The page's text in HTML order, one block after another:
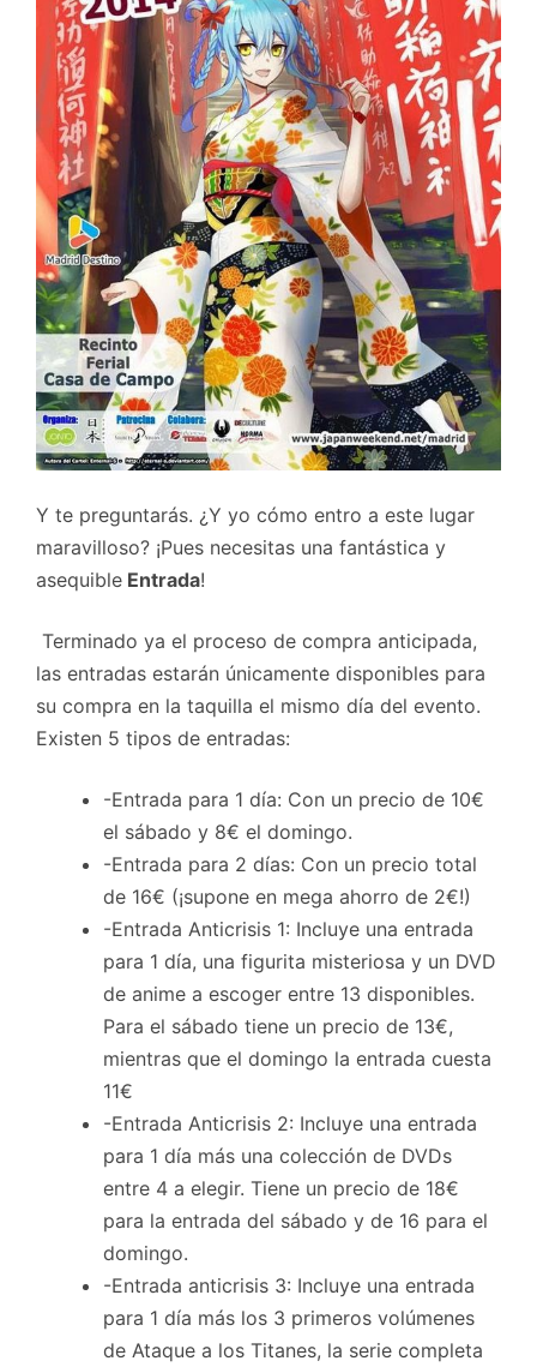
Y te preguntarás. ¿Y yo cómo entro a este lugar
maravilloso? ¡Pues necesitas una fantástica y
asequible Entrada!
Terminado ya el proceso de compra anticipada,
las entradas estarán únicamente disponibles para
su compra en la taquilla el mismo día del evento.
Existen 5 tipos de entradas:
-Entrada para 1 día: Con un precio de 10€
el sábado y 8€ el domingo.
-Entrada para 2 días: Con un precio total
de 16€ (¡supone en mega ahorro de 2€!)
-Entrada Anticrisis 1: Incluye una entrada
para 1 día, una figurita misteriosa y un DVD
de anime a escoger entre 13 disponibles.
Para el sábado tiene un precio de 13€,
mientras que el domingo la entrada cuesta
11€
-Entrada Anticrisis 2: Incluye una entrada
para 1 día más una colección de DVDs
entre 4 a elegir. Tiene un precio de 18€
para la entrada del sábado y de 16 para el
domingo.
-Entrada anticrisis 3: Incluye una entrada
para 1 día más los 3 primeros volúmenes
de Ataque a los Titanes, la serie completa